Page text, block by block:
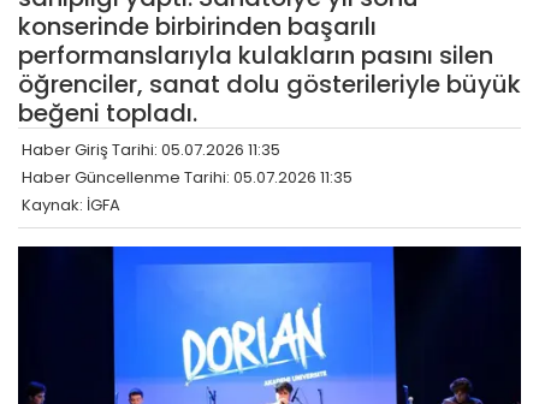
konserinde birbirinden başarılı
performanslarıyla kulakların pasını silen
öğrenciler, sanat dolu gösterileriyle büyük
beğeni topladı.
Haber Giriş Tarihi: 05.07.2026 11:35
Haber Güncellenme Tarihi: 05.07.2026 11:35
Kaynak: İGFA